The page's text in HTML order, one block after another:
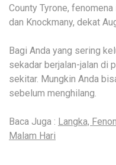
County Tyrone,
dan Knockmany, dekat
Bagi Anda yang sering
sekadar berjalan-jalan di
sekitar. Mungkin Anda
sebelum menghilang.
Baca Juga : Langka,
Malam Hari